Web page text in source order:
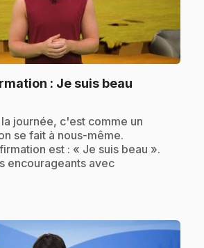
: Je suis beau
journée, c'est comme un
se fait à nous-même.
est : « Je suis beau ».
encourageants avec